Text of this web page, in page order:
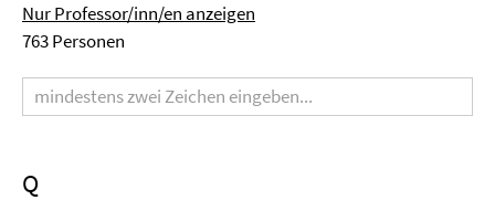
Nur Professor/inn/en anzeigen
763 Personen
Q